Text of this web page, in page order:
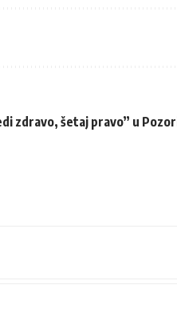
zdravo, šetaj pravo” u